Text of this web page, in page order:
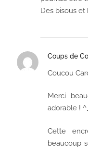
Des bisous
Coups de
Coucou
Merci
adorable !
Cette
beaucoup